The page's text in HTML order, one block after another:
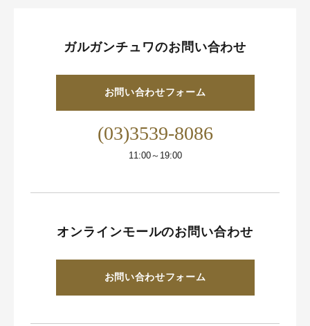
ガルガンチュワのお問い合わせ
お問い合わせフォーム
(03)3539-8086
11:00～19:00
オンラインモールのお問い合わせ
お問い合わせフォーム